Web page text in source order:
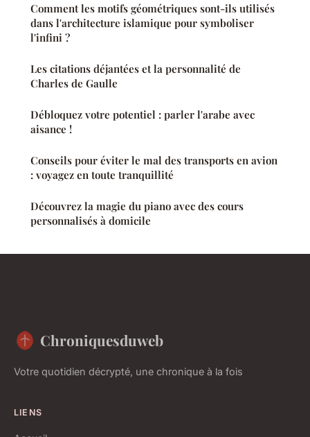
Comment les motifs géométriques sont-ils utilisés
dans l'architecture islamique pour symboliser
l'infini ?
Les citations déjantées et la personnalité de
Charles de Gaulle
Débloquez votre potentiel : parler l'arabe avec
aisance !
Conseils pour éviter le mal des transports en avion
: voyagez en toute tranquillité
Découvrez la magie du piano avec des cours
personnalisés à domicile
Chroniquesduweb
Votre quotidien décrypté, une chronique à la fois
LIENS